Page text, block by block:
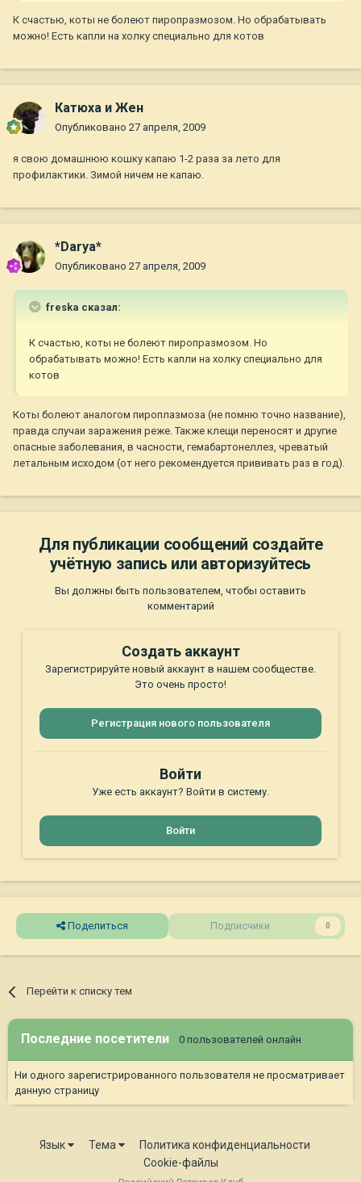
К счастью, коты не болеют пиропразмозом. Но обрабатывать
можно! Есть капли на холку специально для котов
Катюха и Жен
Опубликовано 27 апреля, 2009
я свою домашнюю кошку капаю 1-2 раза за лето для
профилактики. Зимой ничем не капаю.
*Darya*
Опубликовано 27 апреля, 2009
freska сказал:
К счастью, коты не болеют пиропразмозом. Но
обрабатывать можно! Есть капли на холку специально для
котов
Коты болеют аналогом пироплазмоза (не помню точно название),
правда случаи заражения реже. Также клещи переносят и другие
опасные заболевания, в часности, гемабартонеллез, чреватый
летальным исходом (от него рекомендуется прививать раз в год).
Для публикации сообщений создайте
учётную запись или авторизуйтесь
Вы должны быть пользователем, чтобы оставить
комментарий
Создать аккаунт
Зарегистрируйте новый аккаунт в нашем сообществе.
Это очень просто!
Регистрация нового пользователя
Войти
Уже есть аккаунт? Войти в систему.
Войти
Поделиться Подписчики 0
Перейти к списку тем
Последние посетители 0 пользователей онлайн
Ни одного зарегистрированного пользователя не просматривает
данную страницу
Язык Тема
Политика конфиденциальности
Cookie-файлы